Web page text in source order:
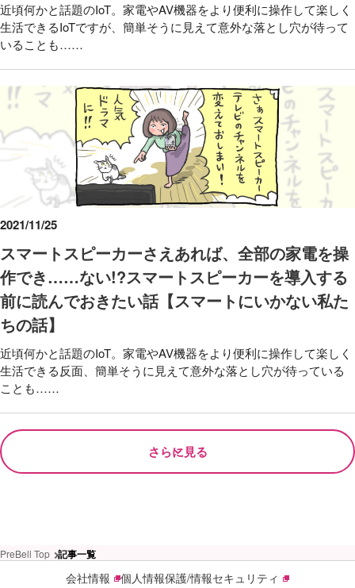
近頃何かと話題のIoT。家電やAV機器をより便利に操作して楽しく
生活できるIoTですが、簡単そうに見えて意外な落とし穴が待って
いることも……
スマートスピーカーさえあれば、全部の家電を操
作でき……ない!?スマートスピーカーを導入する
前に読んでおきたい話【スマートにいかない私た
ちの話】
2021/11/25
近頃何かと話題のIoT。家電やAV機器をより便利に操作して楽しく
生活できる反面、簡単そうに見えて意外な落とし穴が待っている
ことも……
さらに見る
PreBell Top 記事一覧
会社情報
個人情報保護/情報セキュリティ